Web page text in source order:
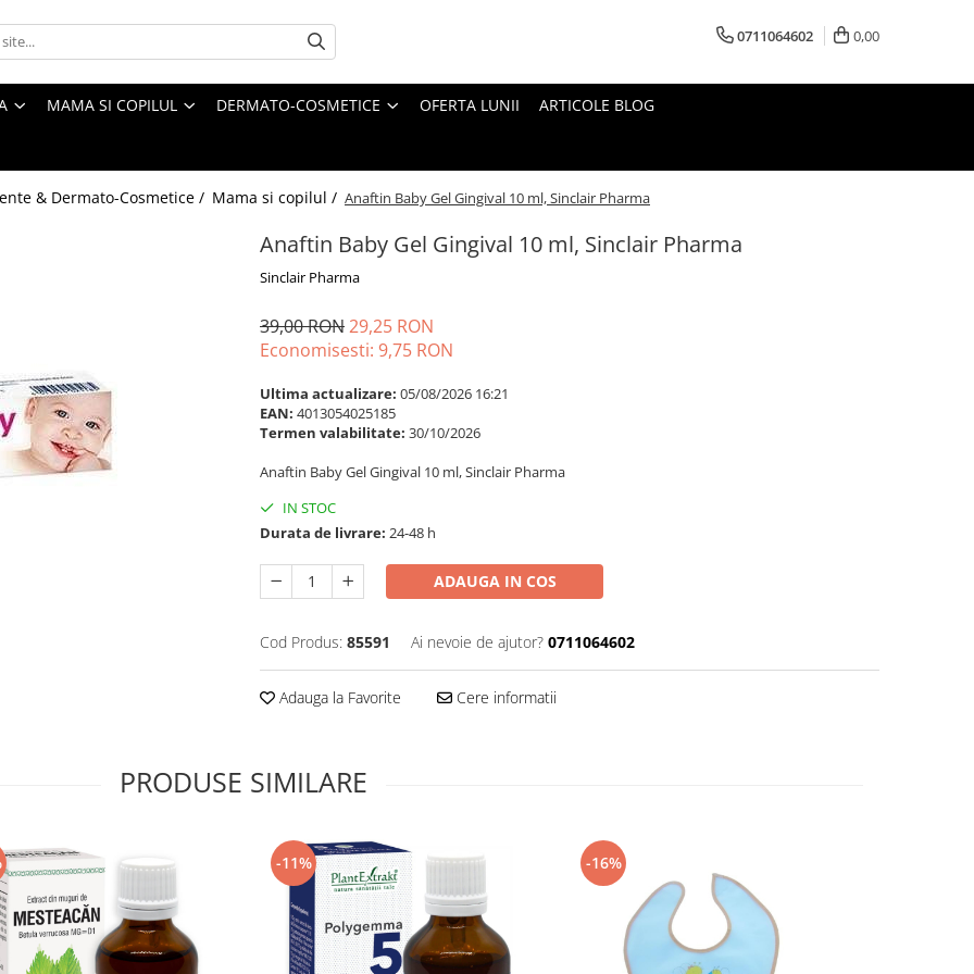
0711064602 0,00
MAMA SI COPILUL DERMATO-COSMETICE OFERTA LUNII ARTICOLE BLOG
& Dermato-Cosmetice / Mama si copilul / Anaftin Baby Gel Gingival 10 ml, Sinclair Pharma
Anaftin Baby Gel Gingival 10 ml, Sinclair Pharma
Sinclair Pharma
39,00 RON29,25 RON
Economisesti: 9,75 RON
Ultima actualizare: 05/08/2026 16:21
EAN: 4013054025185
Termen valabilitate: 30/10/2026
Anaftin Baby Gel Gingival 10 ml, Sinclair Pharma
IN STOC
Durata de livrare: 24-48 h
ADAUGA IN COS
Cod Produs: 85591 Ai nevoie de ajutor? 0711064602
Adauga la Favorite Cere informatii
PRODUSE SIMILARE
-11% -16%